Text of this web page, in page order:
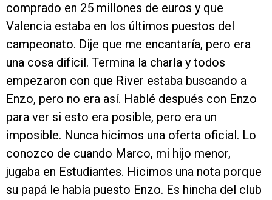
comprado en 25 millones de euros y que
Valencia estaba en los últimos puestos del
campeonato. Dije que me encantaría, pero era
una cosa difícil. Termina la charla y todos
empezaron con que River estaba buscando a
Enzo, pero no era así. Hablé después con Enzo
para ver si esto era posible, pero era un
imposible. Nunca hicimos una oferta oficial. Lo
conozco de cuando Marco, mi hijo menor,
jugaba en Estudiantes. Hicimos una nota porque
su papá le había puesto Enzo. Es hincha del club